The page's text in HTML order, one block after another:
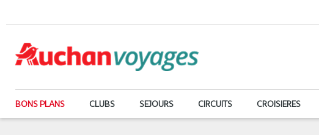
BONS PLANS CLUBS SEJOURS CIRCUITS CROISIERES